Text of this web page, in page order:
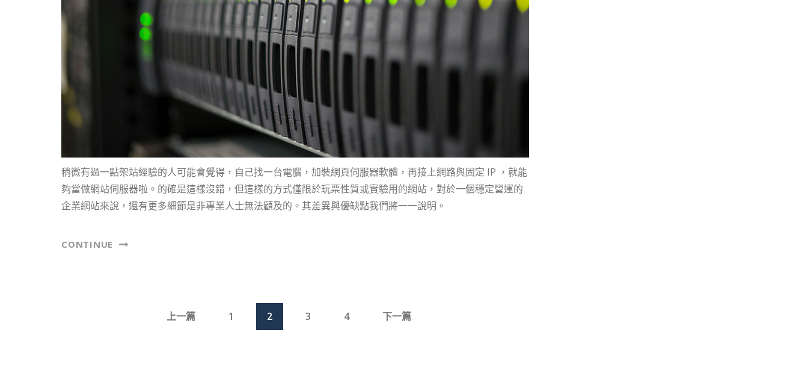
稍微有過一點架站經驗的人可能會覺得，自己找一台電腦，加裝網頁伺服器軟體，再接上網路與固定 IP ，就能
夠當做網站伺服器啦。的確是這樣沒錯，但這樣的方式僅限於玩票性質或實驗用的網站，對於一個穩定營運的
企業網站來說，還有更多細節是非專業人士無法顧及的。其差異與優缺點我們將一一說明。
CONTINUE
上一篇 1 2 3 4 下一篇